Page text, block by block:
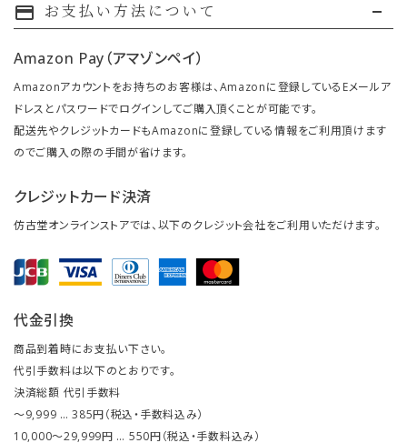
payment お支払い方法について
Amazon Pay（アマゾンペイ）
Amazonアカウントをお持ちのお客様は、Amazonに登録しているEメールア
ドレスとパスワードでログインしてご購入頂くことが可能です。
配送先やクレジットカードもAmazonに登録している情報をご利用頂けます
のでご購入の際の手間が省けます。
クレジットカード決済
仿古堂オンラインストアでは、以下のクレジット会社をご利用いただけます。
代金引換
商品到着時にお支払い下さい。
代引手数料は以下のとおりです。
決済総額 代引手数料
～9,999 … 385円（税込・手数料込み）
10,000～29,999円 … 550円（税込・手数料込み）